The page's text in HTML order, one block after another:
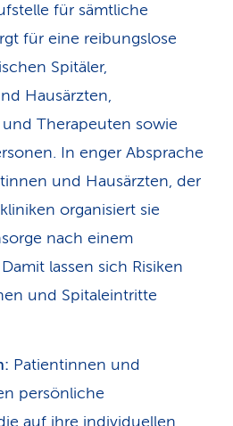
für sämtliche
für eine reibungslose
Spitäler,
Hausärzten,
Therapeuten sowie
In enger Absprache
und Hausärzten, der
organisiert sie
nach einem
lassen sich Risiken
und Spitaleintritte
Patientinnen und
persönliche
auf ihre individuellen